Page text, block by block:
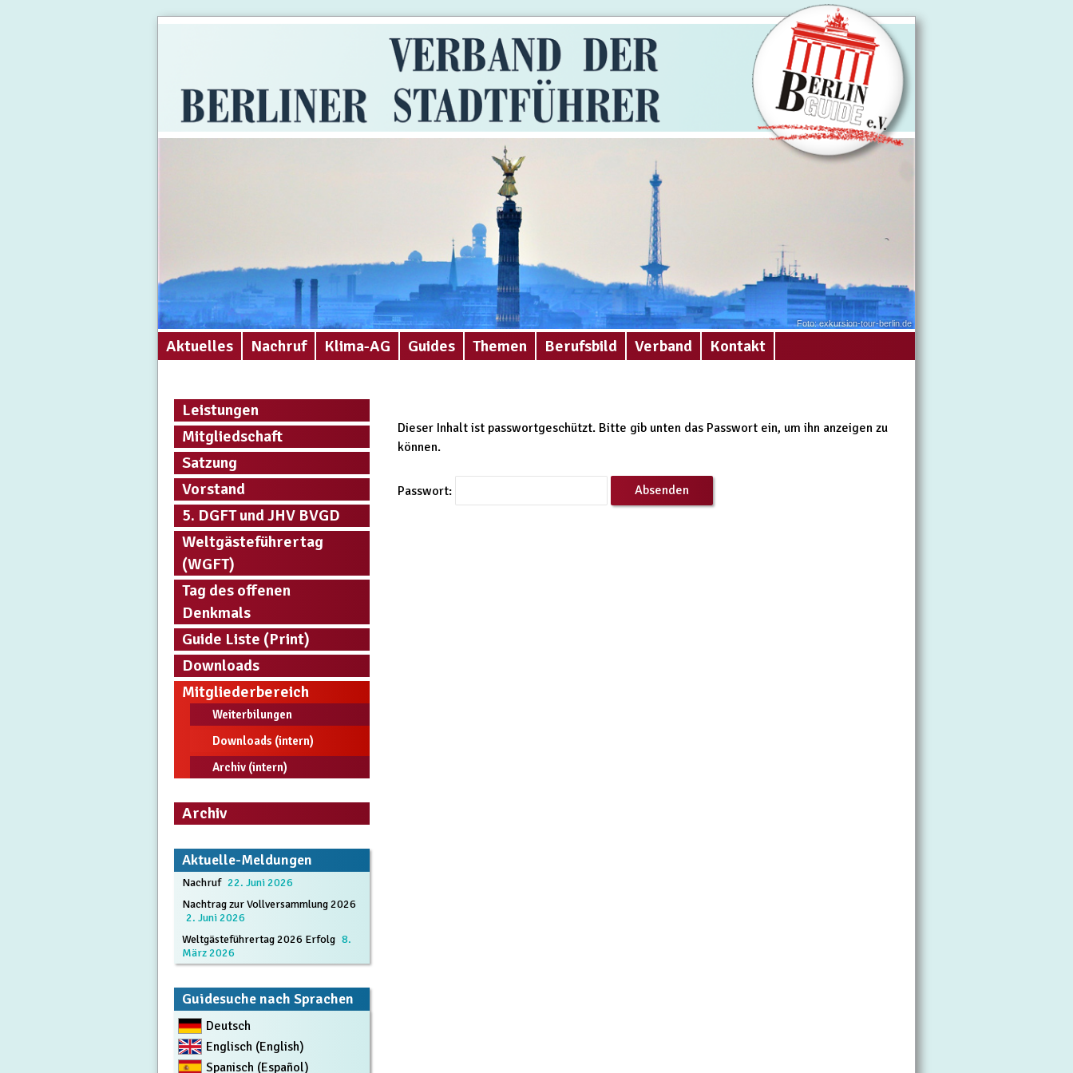
Foto: exkursion-tour-berlin.de
Aktuelles Nachruf Klima-AG Guides Themen Berufsbild Verband Kontakt
Dieser Inhalt ist passwortgeschützt. Bitte gib unten das Passwort ein, um ihn anzeigen zu
können.
Passwort:
Leistungen
Mitgliedschaft
Satzung
Vorstand
5. DGFT und JHV BVGD
Weltgästeführertag
(WGFT)
Tag des offenen
Denkmals
Guide Liste (Print)
Downloads
Mitgliederbereich
Weiterbilungen
Downloads (intern)
Archiv (intern)
Archiv
Aktuelle-Meldungen
Nachruf 22. Juni 2026
Nachtrag zur Vollversammlung 2026
2. Juni 2026
Weltgästeführertag 2026 Erfolg 8.
März 2026
Guidesuche nach Sprachen
Deutsch
Englisch (English)
Spanisch (Español)